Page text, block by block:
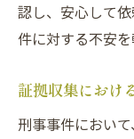
認し、安心して
件に対する不安を
証拠収集におけ
刑事事件におい